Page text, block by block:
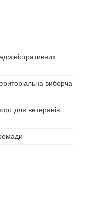
виборча
для ветеранів